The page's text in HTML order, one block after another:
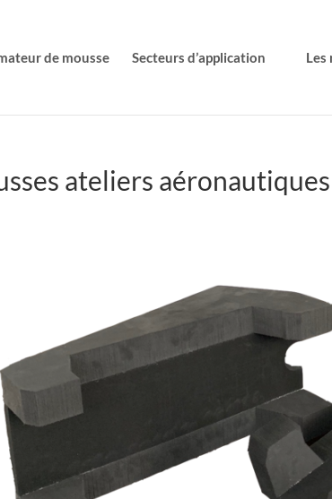
de mousse Secteurs d’application Les
ateliers aéronautiques